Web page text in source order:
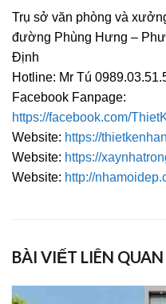
Trụ sở văn phòng và
đường Phùng Hưng –
Định
Hotline: Mr Tú
Facebook Fanpage:
https://facebook.com/
Website: https://
Website: https://
Website: http://
BÀI VIẾT LIÊN QUAN